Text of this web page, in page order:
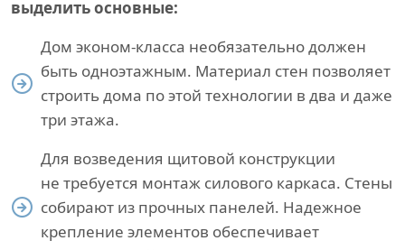
выделить основные:
Дом эконом-класса необязательно должен
быть одноэтажным. Материал стен позволяет
строить дома по этой технологии в два и даже
три этажа.
Для возведения щитовой конструкции
не требуется монтаж силового каркаса. Стены
собирают из прочных панелей. Надежное
крепление элементов обеспечивает